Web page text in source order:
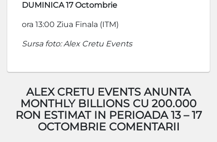
DUMINICA 17 Octombrie
ora 13:00 Ziua Finala (ITM)
Sursa foto: Alex Cretu Events
ALEX CRETU EVENTS ANUNTA
MONTHLY BILLIONS CU 200.000
RON ESTIMAT IN PERIOADA 13 – 17
OCTOMBRIE COMENTARII